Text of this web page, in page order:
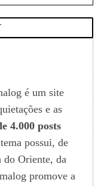
é um site
e as
4.000 posts
possui, de
do Oriente, da
promove a